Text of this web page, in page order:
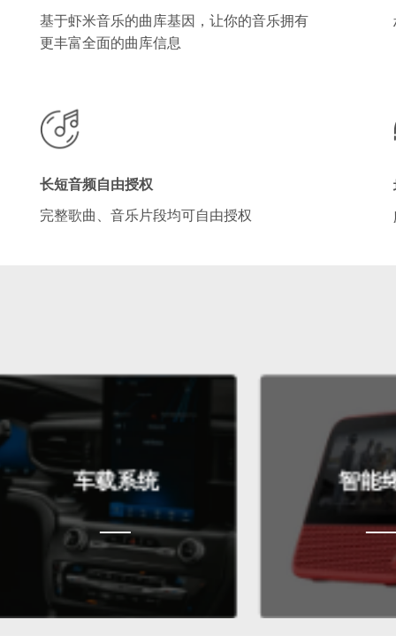
基于虾米音乐的曲库基因，让你的音乐拥有
更丰富全面的曲库信息
长短音频自由授权
完整歌曲、音乐片段均可自由授权
车载系统 智能终端